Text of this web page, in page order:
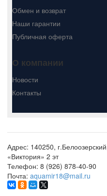
Обмен и возврат
Наши гарантии
Публичная оферта
О компании
Новости
Контакты
Адрес: 140250,
«Виктория» 2 эт
Телефон: 8 (926) 878-40-90
Почта: aquamir18@mail.ru